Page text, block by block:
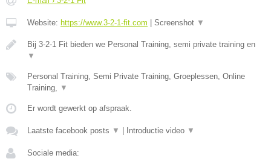
Website: https://www.3-2-1-fit.com Screenshot ▼
Bij 3-2-1 Fit bieden we Personal Training, semi private training en
▼
Personal Training, Semi Private Training, Groeplessen, Online
Training, ▼
Er wordt gewerkt op afspraak.
Laatste facebook posts ▼ Introductie video ▼
Sociale media: